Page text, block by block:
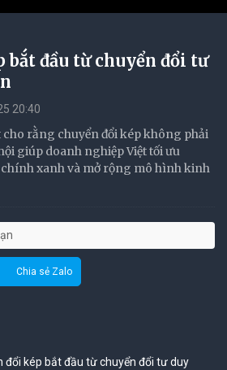
bắt đầu từ chuyển đổi tư
20:40
cho rằng chuyển đổi kép không phải
giúp doanh nghiệp Việt tối ưu
xanh và mở rộng mô hình kinh
Chia sẻ Zalo
đổi kép bắt đầu từ chuyển đổi tư duy